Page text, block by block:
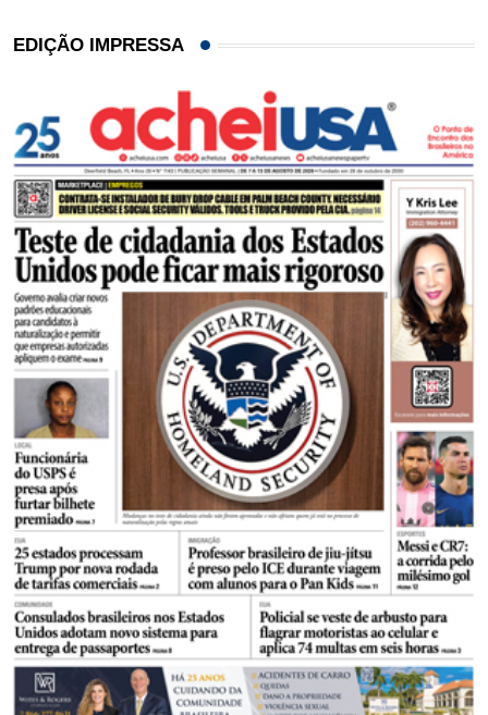
EDIÇÃO IMPRESSA